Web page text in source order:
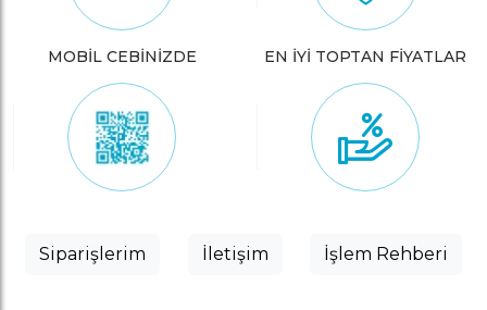
MOBİL CEBİNİZDE EN İYİ TOPTAN FİYATLAR
Siparişlerim İletişim İşlem Rehberi